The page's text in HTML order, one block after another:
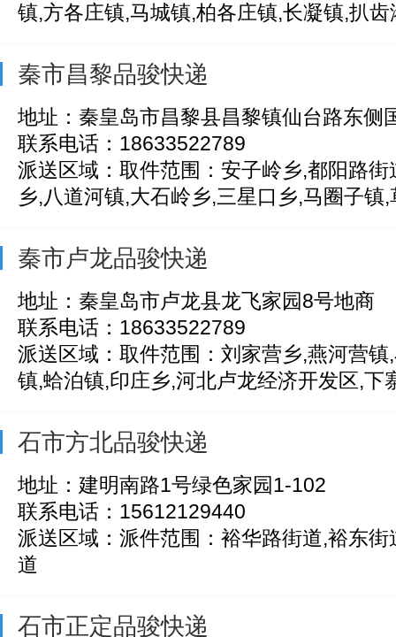
镇,方各庄镇,马城镇,柏各庄镇,长凝镇,扒齿
秦市昌黎品骏快递
地址：秦皇岛市昌黎县昌黎镇仙台路东侧
联系电话：18633522789
派送区域：取件范围：安子岭乡,都阳路
乡,八道河镇,大石岭乡,三星口乡,马圈子镇,
秦市卢龙品骏快递
地址：秦皇岛市卢龙县龙飞家园8号地商
联系电话：18633522789
派送区域：取件范围：刘家营乡,燕河营
镇,蛤泊镇,印庄乡,河北卢龙经济开发区,下
石市方北品骏快递
地址：建明南路1号绿色家园1-102
联系电话：15612129440
派送区域：派件范围：裕华路街道,裕东
道
石市正定品骏快递